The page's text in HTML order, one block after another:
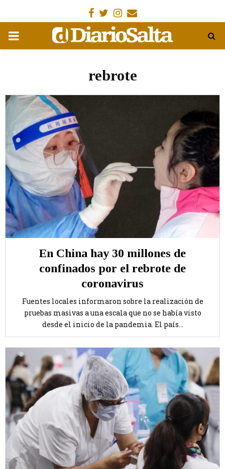
Facebook
Gorjeo
Instagram
Email
MENÚ
rebrote
En China hay 30 millones de
confinados por el rebrote de
coronavirus
Fuentes locales informaron sobre la realización de
pruebas masivas a una escala que no se había visto
desde el inicio de la pandemia. El país...